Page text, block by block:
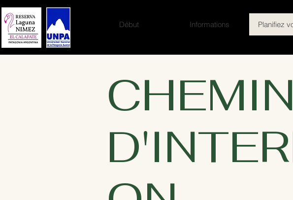
Début Informations Planifiez
CHEMIN